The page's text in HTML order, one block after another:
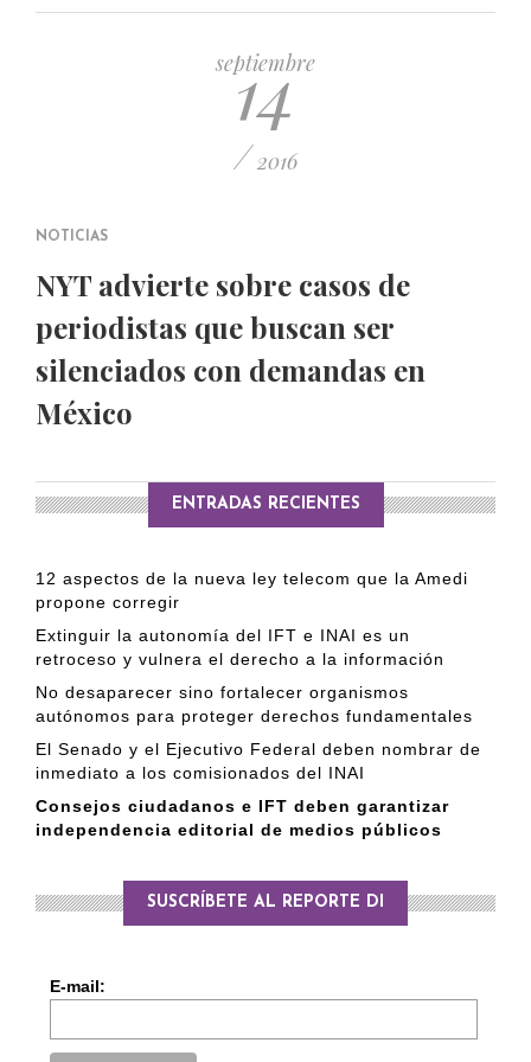
septiembre
14
/ 2016
NOTICIAS
NYT advierte sobre casos de
periodistas que buscan ser
silenciados con demandas en
México
ENTRADAS RECIENTES
12 aspectos de la nueva ley telecom que la Amedi
propone corregir
Extinguir la autonomía del IFT e INAI es un
retroceso y vulnera el derecho a la información
No desaparecer sino fortalecer organismos
autónomos para proteger derechos fundamentales
El Senado y el Ejecutivo Federal deben nombrar de
inmediato a los comisionados del INAI
Consejos ciudadanos e IFT deben garantizar
independencia editorial de medios públicos
SUSCRÍBETE AL REPORTE DI
E-mail: